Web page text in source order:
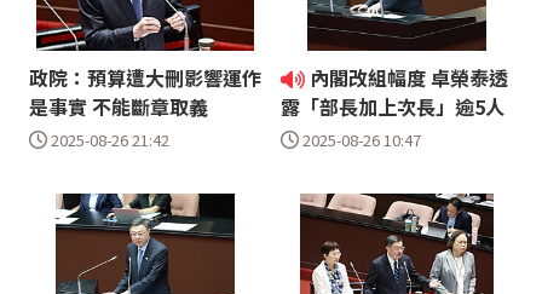
政院：預算遭大刪影響運作
是事實 不能斷章取義
2025-08-26 21:42
內閣改組幅度 卓榮泰透
露「部長加上次長」逾5人
2025-08-26 10:47